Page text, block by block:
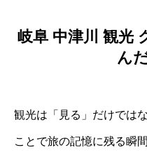
岐阜 中津川 観光
ん
観光は「見る」だけでは
ことで旅の記憶に残る瞬